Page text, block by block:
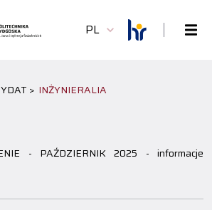
PL
> INŻYNIERALIA
- PAŹDZIERNIK 2025 - informacje